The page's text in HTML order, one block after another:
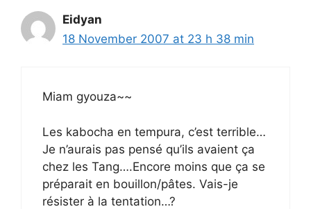
Eidyan
18 November 2007 at 23 h 38 min
Miam gyouza~~
Les kabocha en tempura, c’est terrible…
Je n’aurais pas pensé qu’ils avaient ça
chez les Tang….Encore moins que ça se
préparait en bouillon/pâtes. Vais-je
résister à la tentation…?